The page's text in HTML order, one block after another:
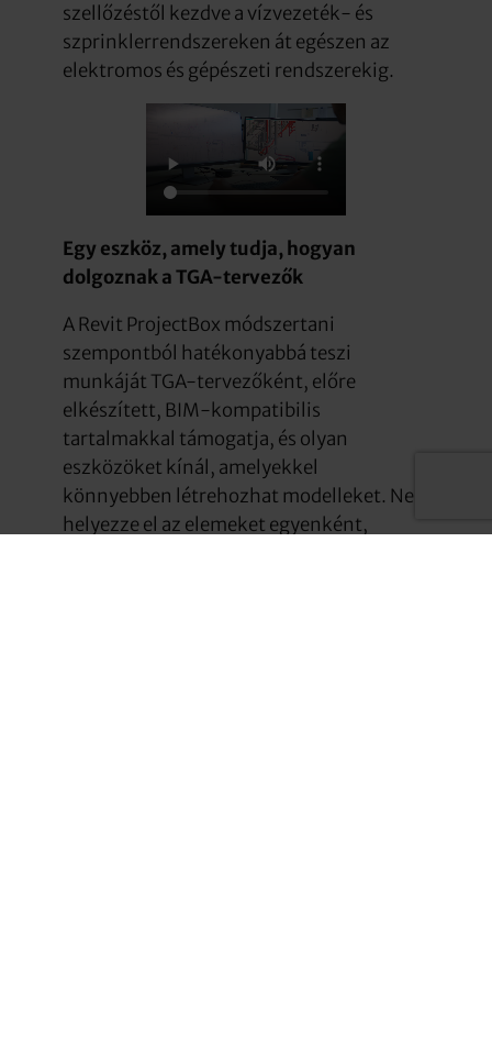
szellőzéstől kezdve a vízvezeték- és
szprinklerrendszereken át egészen az
elektromos és gépészeti rendszerekig.
Egy eszköz, amely tudja, hogyan
dolgoznak a TGA-tervezők
A Revit ProjectBox módszertani
szempontból hatékonyabbá teszi
munkáját TGA-tervezőként, előre
elkészített, BIM-kompatibilis
tartalmakkal támogatja, és olyan
eszközöket kínál, amelyekkel
könnyebben létrehozhat modelleket. Ne
helyezze el az elemeket egyenként,